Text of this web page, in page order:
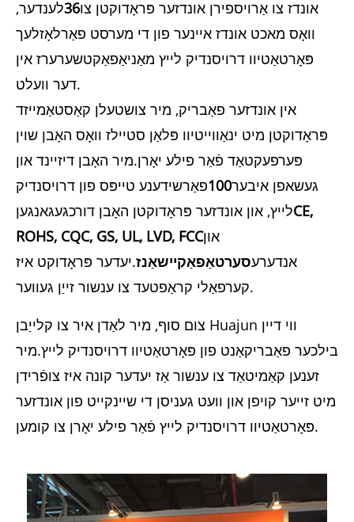
אונדז צו אַרויספירן אונדזער פּראָדוקטן צו36לענדער,
וואָס מאכט אונדז איינער פון די מערסט פאַרלאָזלעך
פּאָרטאַטיוו דרויסנדיק לייץ מאַניאַפאַקטשערערז אין
דער וועלט.
אין אונדזער פאַבריק, מיר צושטעלן קאַסטאַמייזד
פּראָדוקטן מיט ינאַווייטיוו פּלאַן סטיילז וואָס האָבן שוין
פּערפעקטאַד פֿאַר פילע יאָרן.מיר האָבן דיזיינד און
געשאפן איבער100פאַרשידענע טייפּס פון דרויסנדיק
לייץ, און אונדזער פּראָדוקטן האָבן דורכגעגאנגעןCE,
ROHS, CQC, GS, UL, LVD, FCCאון
אנדערעסערטאַפאַקיישאַנז.יעדער פּראָדוקט איז
קערפאַלי קראַפטעד צו ענשור זייַן געווער.
צום סוף, מיר לאַדן איר צו קלייַבן Huajun ווי דיין
בילכער פאַבריקאַנט פון פּאָרטאַטיוו דרויסנדיק לייץ.מיר
זענען קאַמיטאַד צו ענשור אַז יעדער קונה איז צופֿרידן
מיט זייער קויפן און וועט געניסן די שיינקייט פון אונדזער
פּאָרטאַטיוו דרויסנדיק לייץ פֿאַר פילע יאָרן צו קומען.